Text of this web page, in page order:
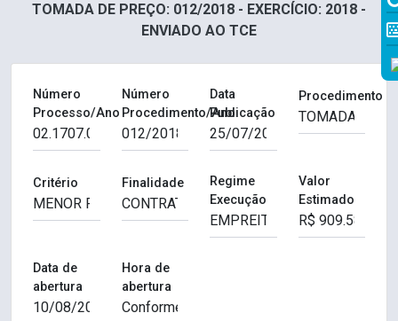
TOMADA DE PREÇO: 012/2018 - EXERCÍCIO: 2018 -
ENVIADO AO TCE
Número
Processo/Ano
Número
Procedimento/Ano
Data
Publicação
Procedimento
Critério Finalidade
Regime
Execução
Valor
Estimado
Data de
abertura
Hora de
abertura